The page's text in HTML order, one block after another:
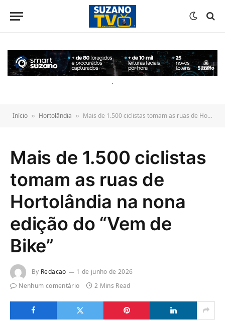
conteúdo
.
Início » Hortolândia » Mais de 1.500 ciclistas tomam as ruas de Hortolândia na nona edição do “Vem de Bike”
Mais de 1.500 ciclistas
tomam as ruas de
Hortolândia na nona
edição do “Vem de
Bike”
By Redacao
1 de junho de 2026
Nenhum comentário
2 Mins Read